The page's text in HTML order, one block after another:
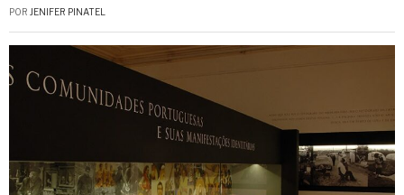
POR JENIFER PINATEL